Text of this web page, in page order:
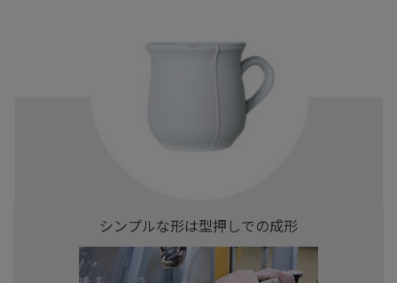
シンプルな形は型押しでの成形